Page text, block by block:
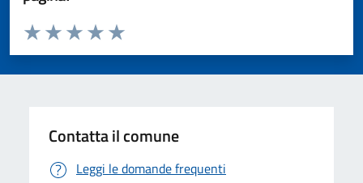
Valuta da 1 a 5 stelle la pagina
Valuta 5 stelle su 5
Valuta 4 stelle su 5
Valuta 3 stelle su 5
Valuta 2 stelle su 5
Valuta 1 stelle su 5
Contatta il comune
Leggi le domande frequenti